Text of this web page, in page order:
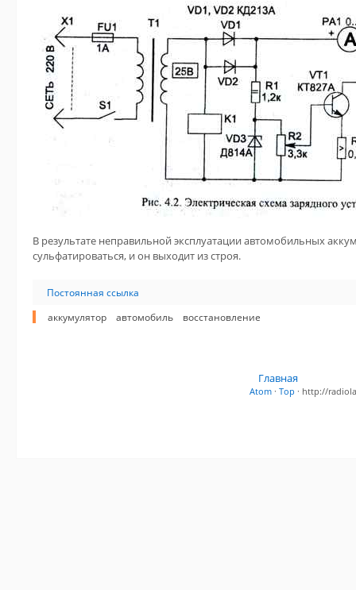
В результате неправильной эксплуатации автомобильных
сульфатироваться, и он выходит из строя.
Постоянная ссылка
аккумулятор
автомобиль восстановление
Главная
Atom · Top · http://